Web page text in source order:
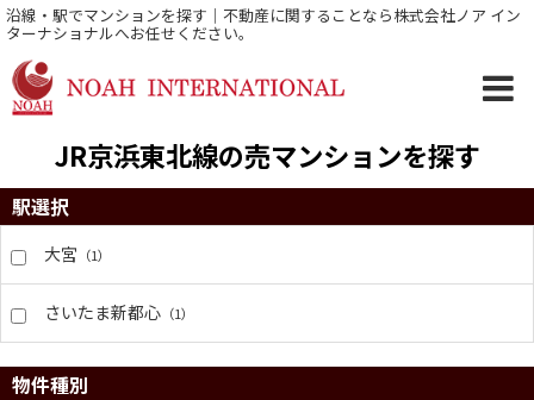
沿線・駅でマンションを探す｜不動産に関することなら株式会社ノア イン
ターナショナルへお任せください。
JR京浜東北線の売マンションを探す
駅選択
大宮 （1）
さいたま新都心 （1）
物件種別